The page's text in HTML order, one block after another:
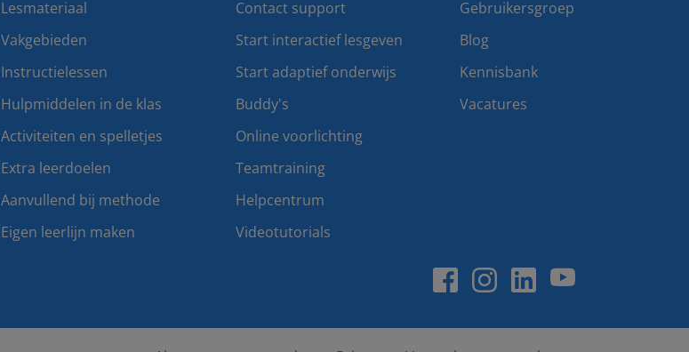
Lesmateriaal
Vakgebieden
Instructielessen
Hulpmiddelen in de klas
Activiteiten en spelletjes
Extra leerdoelen
Aanvullend bij methode
Eigen leerlijn maken
Contact support
Start interactief lesgeven
Start adaptief onderwijs
Buddy's
Online voorlichting
Teamtraining
Helpcentrum
Videotutorials
Gebruikersgroep
Blog
Kennisbank
Vacatures